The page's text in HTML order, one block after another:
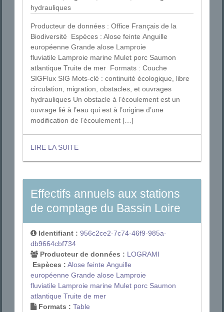
hydrauliques
Producteur de données : Office Français de la
Biodiversité Espèces : Alose feinte Anguille
européenne Grande alose Lamproie
fluviatile Lamproie marine Mulet porc Saumon
atlantique Truite de mer Formats : Couche
SIGFlux SIG Mots-clé : continuité écologique, libre
circulation, migration, obstacles, et ouvrages
hydrauliques Un obstacle à l’écoulement est un
ouvrage lié à l’eau qui est à l’origine d’une
modification de l’écoulement […]
LIRE LA SUITE
Effectifs annuels aux stations
de comptage du Bassin Loire
Identifiant :956c2ce2-7c74-46f9-985a-
db9664cbf734
Producteur de données : LOGRAMI
Espèces : Alose feinte Anguille
européenne Grande alose Lamproie
fluviatile Lamproie marine Mulet porc Saumon
atlantique Truite de mer
Formats : Table